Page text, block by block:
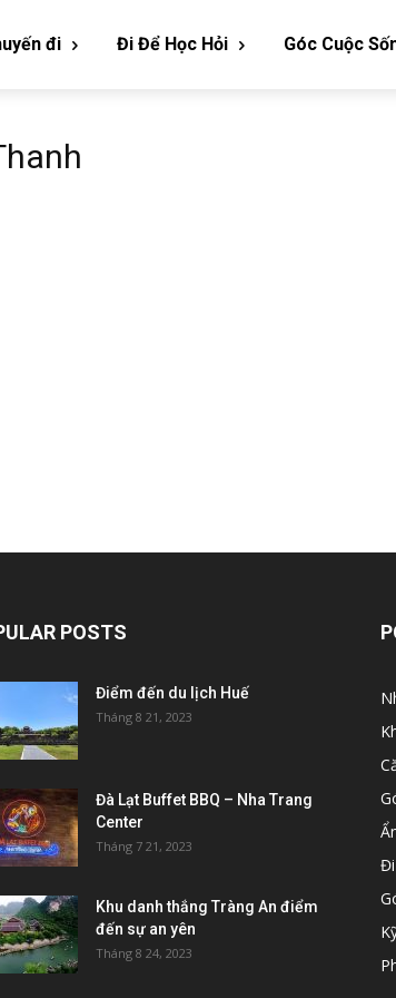
đi Đi Để Học Hỏi Góc Cuộc
POSTS
Điểm đến du lịch Huế
Tháng 8 21, 2023
Đà Lạt Buffet BBQ – Nha Trang
Center
Tháng 7 21, 2023
Khu danh thắng Tràng An điểm
đến sự an yên
Tháng 8 24, 2023